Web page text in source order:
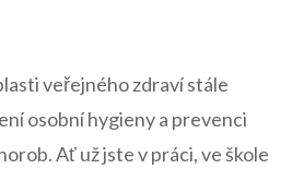
veřejného zdraví stále⁣
osobní hygieny a prevenci
⁤Ať ⁤už jste v práci,⁤ ve škole